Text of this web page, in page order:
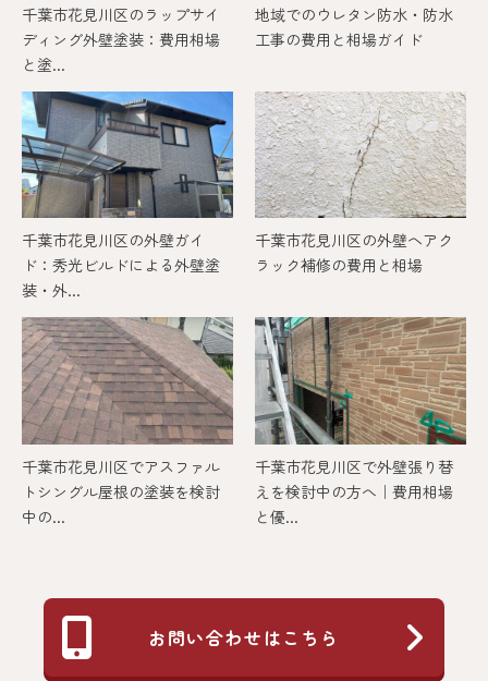
千葉市花見川区のラップサイ
ディング外壁塗装：費用相場
と塗...
地域でのウレタン防水・防水
工事の費用と相場ガイド
千葉市花見川区の外壁ガイ
ド：秀光ビルドによる外壁塗
装・外...
千葉市花見川区の外壁ヘアク
ラック補修の費用と相場
千葉市花見川区でアスファル
トシングル屋根の塗装を検討
中の...
千葉市花見川区で外壁張り替
えを検討中の方へ｜費用相場
と優...
お問い合わせはこちら